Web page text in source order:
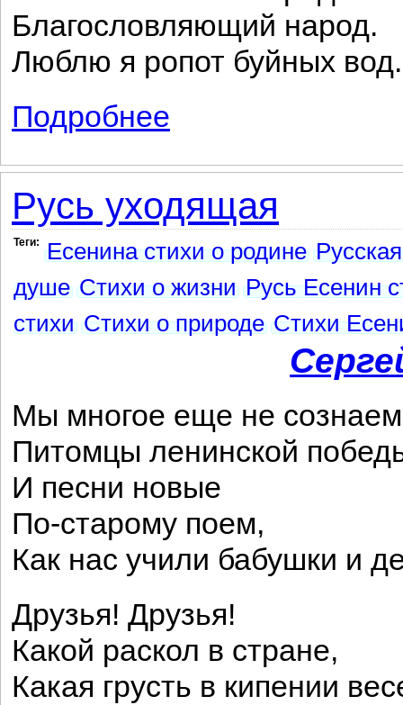
Благословляющий народ.
Люблю я ропот буйных вод.
Подробнее
Русь уходящая
Теги: Есенина стихи о родине
душе Стихи о жизни Русь Есенин
стихи Стихи о природе Стихи
Мы многое еще не
Питомцы ленинской
И песни новые
По-старому поем,
Как нас учили бабушки и
Друзья! Друзья!
Какой раскол в стране,
Какая грусть в кипении